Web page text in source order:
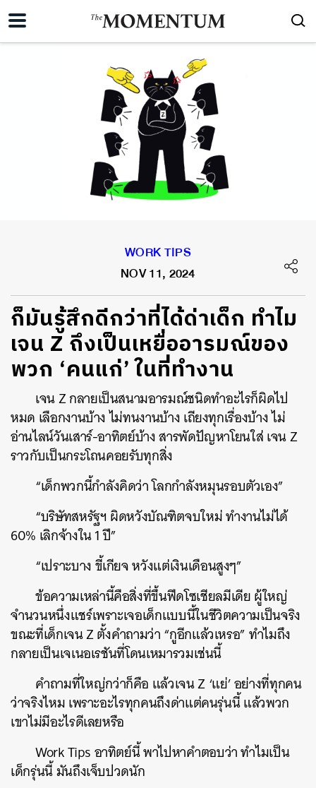
WORK TIPS
NOV 11, 2024
ก็มันรู้สึกดีกว่าที่ได้ด่าเด็ก ทำไม
เจน Z ถึงเป็นเหยื่ออารมณ์ของ
พวก ‘คนแก่’ ในที่ทำงาน
เจน Z กลายเป็นสนามอารมณ์ชนิดทำอะไรก็ผิดไป
หมด เลือกงานบ้าง ไม่ทนงานบ้าง เถียงทุกเรื่องบ้าง ไม่
อ่านไลน์วันเสาร์-อาทิตย์บ้าง สารพัดปัญหาโยนใส่ เจน Z
ราวกับเป็นกระโถนคอยรับทุกสิ่ง
“เด็กพวกนี้กำลังคิดว่า โลกกำลังหมุนรอบตัวเอง”
“บริษัทสหรัฐฯ ผิดหวังบัณฑิตจบใหม่ ทำงานไม่ได้
60% เลิกจ้างใน 1 ปี”
“เปราะบาง ขี้เกียจ หวังแต่เงินเดือนสูงๆ”
ข้อความเหล่านี้คือสิ่งที่ขึ้นฟีดโซเชียลมีเดีย ผู้ใหญ่
จำนวนหนึ่งแชร์เพราะเจอเด็กแบบนี้ในชีวิตความเป็นจริง
ขณะที่เด็กเจน Z ตั้งคำถามว่า “กูอีกแล้วเหรอ” ทำไมถึง
กลายเป็นเจเนอเรชันที่โดนเหมารวมเช่นนี้
คำถามที่ใหญ่กว่าก็คือ แล้วเจน Z ‘แย่’ อย่างที่ทุกคน
ว่าจริงไหม เพราะอะไรทุกคนถึงด่าแต่คนรุ่นนี้ แล้วพวก
เขาไม่มีอะไรดีเลยหรือ
Work Tips อาทิตย์นี้ พาไปหาคำตอบว่า ทำไมเป็น
เด็กรุ่นนี้ มันถึงเจ็บปวดนัก